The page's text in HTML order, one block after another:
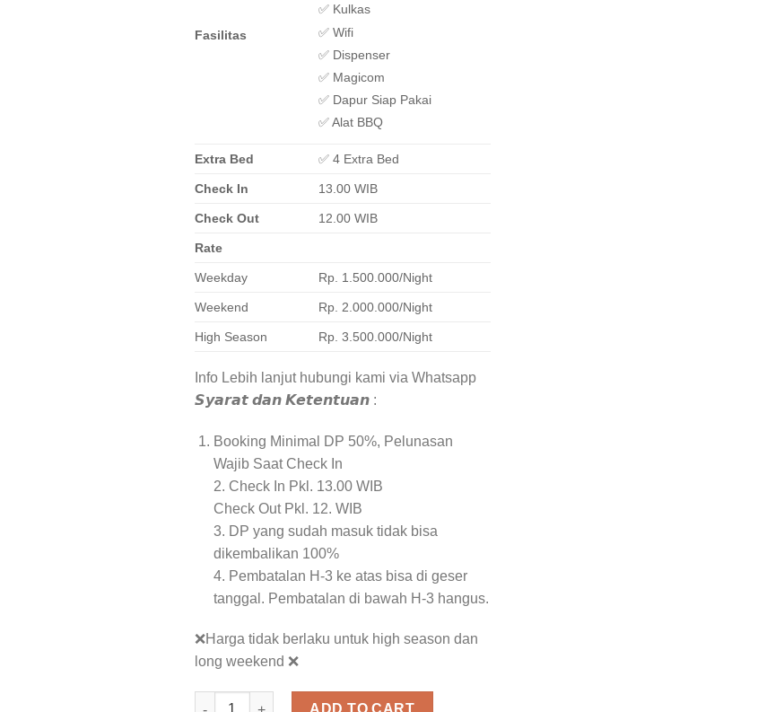
Fasilitas
✅ Kulkas
✅ Wifi
✅ Dispenser
✅ Magicom
✅ Dapur Siap Pakai
✅ Alat BBQ
Extra Bed ✅ 4 Extra Bed
Check In 13.00 WIB
Check Out 12.00 WIB
Rate
Weekday Rp. 1.500.000/Night
Weekend Rp. 2.000.000/Night
High Season Rp. 3.500.000/Night
Info Lebih lanjut hubungi kami via Whatsapp
𝙎𝙮𝙖𝙧𝙖𝙩 𝙙𝙖𝙣 𝙆𝙚𝙩𝙚𝙣𝙩𝙪𝙖𝙣 :
Booking Minimal DP 50%, Pelunasan
Wajib Saat Check In
2. Check In Pkl. 13.00 WIB
Check Out Pkl. 12. WIB
3. DP yang sudah masuk tidak bisa
dikembalikan 100%
4. Pembatalan H-3 ke atas bisa di geser
tanggal. Pembatalan di bawah H-3 hangus.
❌Harga tidak berlaku untuk high season dan
long weekend ❌
Pondok Yoi Pangandaran quantity